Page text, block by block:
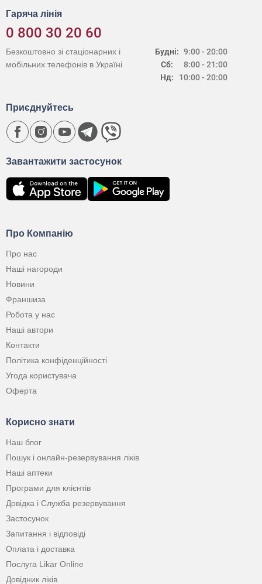
Гаряча лінія
0 800 30 20 60
Будні:
Сб:
Нд:
9:00 - 20:00
8:00 - 21:00
10:00 - 20:00
Безкоштовно зі стаціонарних і
мобільних телефонів в Україні
Про Компанію
Про нас
Наші нагороди
Новини
Франшиза
Робота у нас
Наші автори
Контакти
Політика конфіденційності
Угода користувача
Оферта
Корисно знати
Наш блог
Пошук і онлайн-резервування ліків
Наші аптеки
Програми для клієнтів
Довідка і Служба резервування
Застосунок
Запитання і відповіді
Оплата і доставка
Послуга Likar Online
Довідник ліків
Завантажити застосунок
Приєднуйтесь